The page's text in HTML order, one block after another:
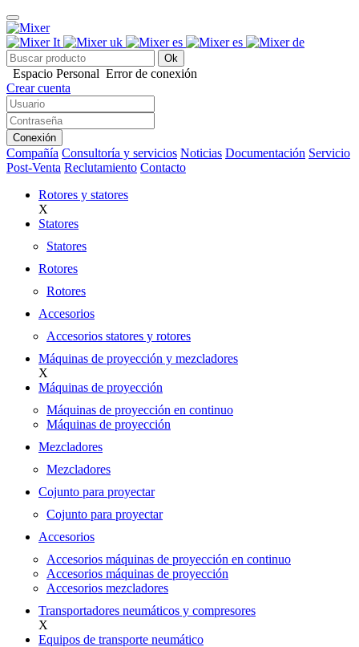
Ok
Espacio Personal Error de conexión
Crear cuenta
Conexión
Compañía Consultoría y servicios Noticias Documentación Servicio
Post-Venta Reclutamiento Contacto
Rotores y statores
X
Statores
Statores
Rotores
Rotores
Accesorios
Accesorios statores y rotores
Máquinas de proyección y mezcladores
X
Máquinas de proyección
Máquinas de proyección en continuo
Máquinas de proyección
Mezcladores
Mezcladores
Cojunto para proyectar
Cojunto para proyectar
Accesorios
Accesorios máquinas de proyección en continuo
Accesorios máquinas de proyección
Accesorios mezcladores
Transportadores neumáticos y compresores
X
Equipos de transporte neumático